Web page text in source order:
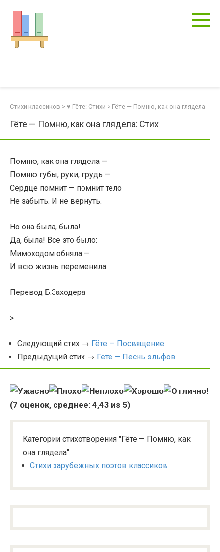
контенту
Стихи классиков > ♥ Гёте: Стихи > Гёте — Помню, как она глядела
Гёте — Помню, как она глядела: Стих
Помню, как она глядела —
Помню губы, руки, грудь —
Сердце помнит — помнит тело
Не забыть. И не вернуть.
Но она была, была!
Да, была! Все это было:
Мимоходом обняла —
И всю жизнь переменила.
Перевод Б.Заходера
>
Следующий стих → Гёте — Посвящение
Предыдущий стих → Гёте — Песнь эльфов
(7 оценок, среднее: 4,43 из 5)
Категории стихотворения "Гёте — Помню, как
она глядела":
Стихи зарубежных поэтов классиков